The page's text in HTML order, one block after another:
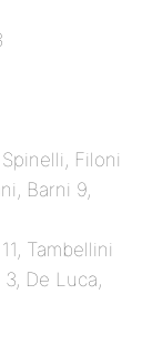
Filoni
Barni 9,
Tambellini
De Luca,